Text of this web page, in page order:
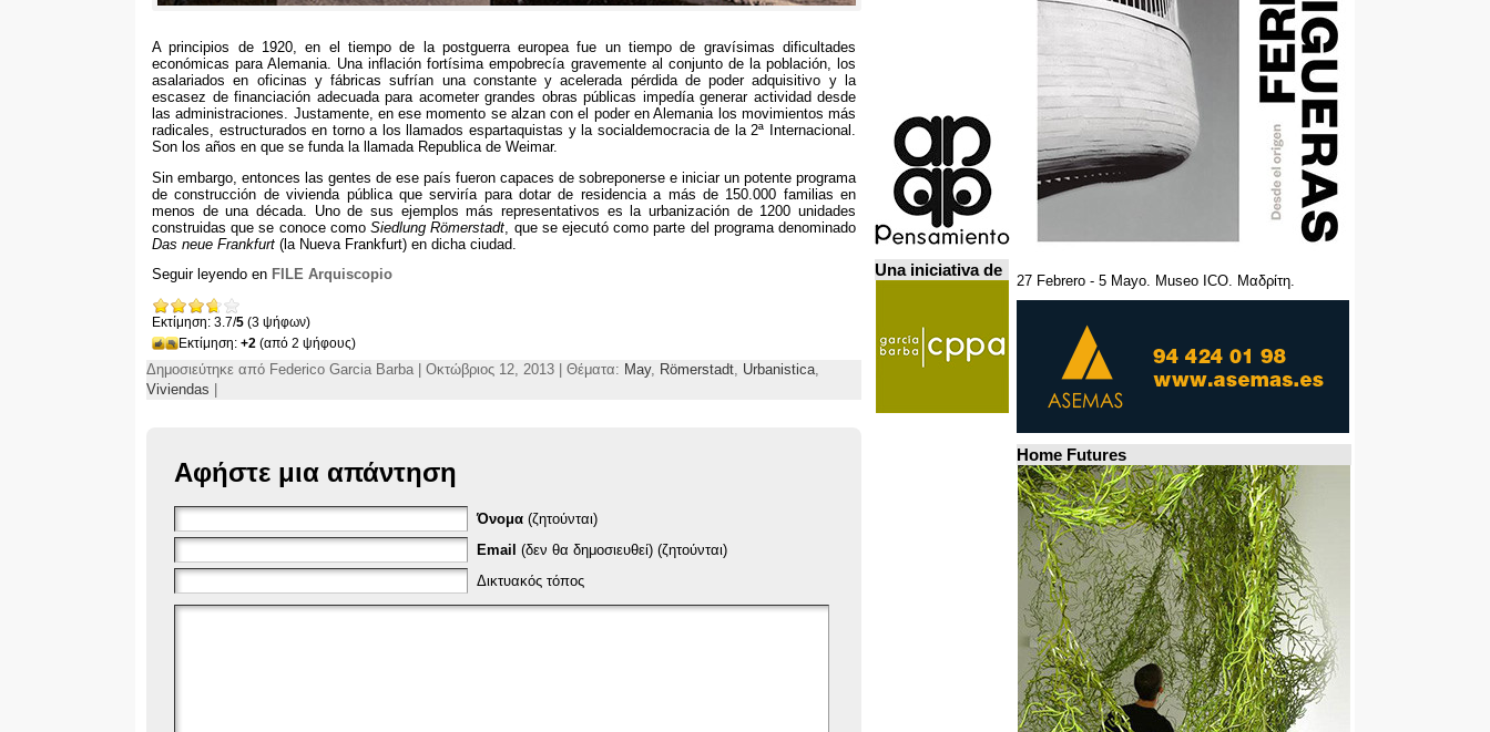
A principios de 1920,en el tiempo de la postguerra europea fue un tiempo de gravísimas dificultades
económicas para Alemania
Una inflación fortísima empobrecía gravemente al conjunto de la población,
los
asalariados en oficinas y fábricas sufrían una constante y acelerada pérdida de poder adquisitivo y la
escasez de financiación adecuada para acometer grandes obras públicas impedía generar actividad desde
las administraciones
Justamente, en ese momento se alzan con el poder en Alemania los movimientos más
radicales
estructurados en torno a los llamados espartaquistas y la socialdemocracia de la 2ª Internacional
Son los años en que se funda la llamada Republica de Weimar.
Sin embargo, entonces las gentes de ese país fueron capaces de sobreponerse e iniciar un potente programa
de construcción de vivienda pública que serviría para dotar de residencia a más de150.000 familias en
menos de una década
Uno de sus ejemplos más representativos es la urbanización de1200unidades
construidas que se conoce como Siedlung Römerstadt que se ejecutó como parte del programa denominado
Das neue Frankfurt (la Nueva Frankfurt) en dicha ciudad
Seguir leyendo en FILE Arquiscopio
Εκτίμηση: 3.7/5 (3 ψήφων)
Εκτίμηση: +2 (από 2 ψήφους)
Δημοσιεύτηκε από Federico Garcia Barba | Οκτώβριος 12, 2013 | Θέματα: May, Römerstadt, Urbanistica,
Viviendas
Αφήστε μια απάντηση
Όνομα (ζητούνται)
Email (δεν θα δημοσιευθεί) (ζητούνται)
Δικτυακός τόπος
Una iniciativa de
27 Febrero - 5 Mayo. Museo ICO. Μαδρίτη.
Home Futures